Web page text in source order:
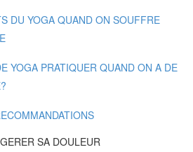
DU YOGA QUAND ON SOUFFRE
YOGA PRATIQUER QUAND ON A DE
SA DOULEUR